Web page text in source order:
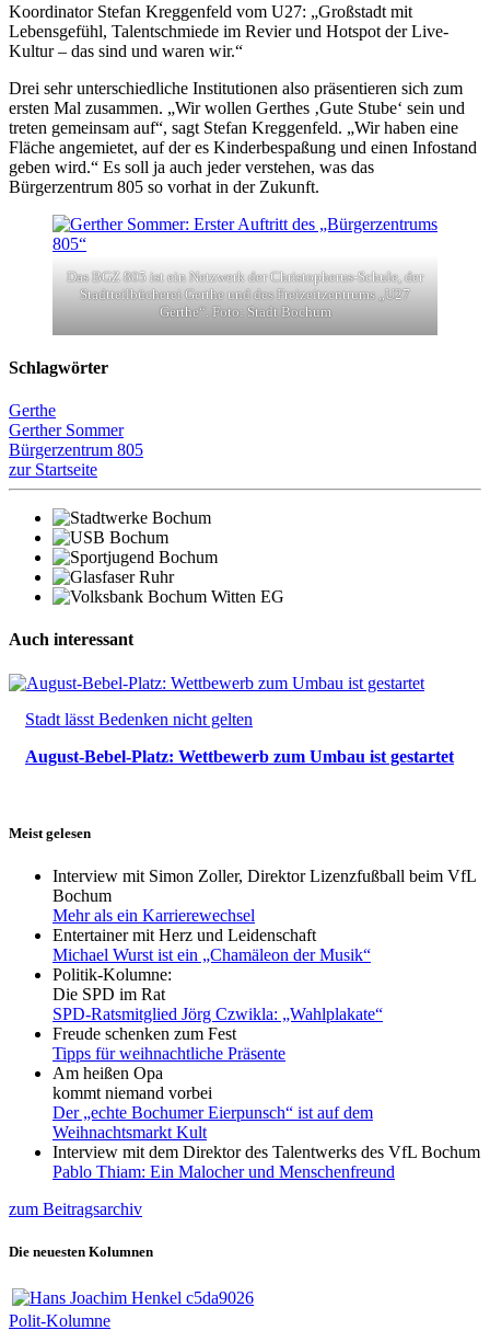
Koordinator Stefan Kreggenfeld vom U27: „Großstadt mit
Lebensgefühl, Talentschmiede im Revier und Hotspot der Live-
Kultur – das sind und waren wir.“
Drei sehr unterschiedliche Institutionen also präsentieren sich zum
ersten Mal zusammen. „Wir wollen Gerthes ‚Gute Stube‘ sein und
treten gemeinsam auf“, sagt Stefan Kreggenfeld. „Wir haben eine
Fläche angemietet, auf der es Kinderbespaßung und einen Infostand
geben wird.“ Es soll ja auch jeder verstehen, was das
Bürgerzentrum 805 so vorhat in der Zukunft.
Das BGZ 805 ist ein Netzwerk der Christopherus-Schule, der
Stadtteilbücherei Gerthe und des Freizeitzentrums „U27
Gerthe“. Foto: Stadt Bochum
Schlagwörter
Gerthe
Gerther Sommer
Bürgerzentrum 805
zur Startseite
Auch interessant
Stadt lässt Bedenken nicht gelten
August-Bebel-Platz: Wettbewerb zum Umbau ist gestartet
Meist gelesen
Interview mit Simon Zoller, Direktor Lizenzfußball beim VfL
Bochum
Mehr als ein Karrierewechsel
Entertainer mit Herz und Leidenschaft
Michael Wurst ist ein „Chamäleon der Musik“
Politik-Kolumne:
Die SPD im Rat
SPD-Ratsmitglied Jörg Czwikla: „Wahlplakate“
Freude schenken zum Fest
Tipps für weihnachtliche Präsente
Am heißen Opa
kommt niemand vorbei
Der „echte Bochumer Eierpunsch“ ist auf dem
Weihnachtsmarkt Kult
Interview mit dem Direktor des Talentwerks des VfL Bochum
Pablo Thiam: Ein Malocher und Menschenfreund
zum Beitragsarchiv
Die neuesten Kolumnen
Polit-Kolumne